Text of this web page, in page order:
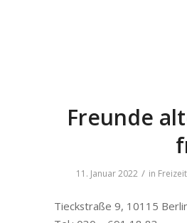
Freunde
11. Januar 2022 / in Freizeit
Tieckstraße 9, 10115